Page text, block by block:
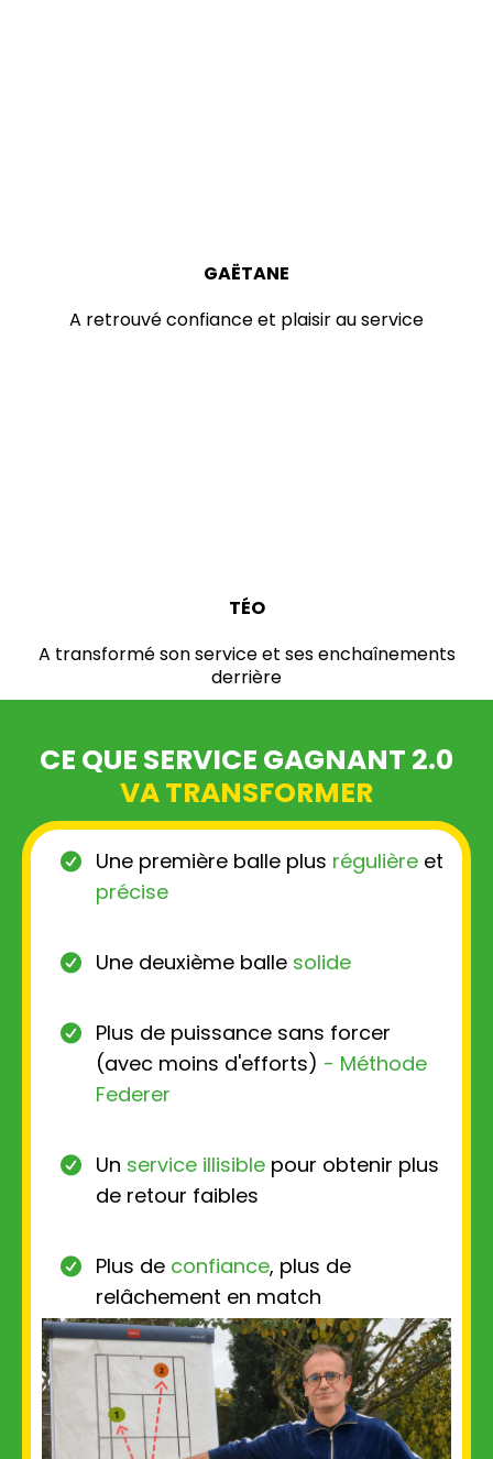
GAËTANE
A retrouvé confiance et plaisir au service
TÉO
A transformé son service et ses enchaînements
derrière
CE QUE SERVICE GAGNANT 2.0
VA TRANSFORMER
Une première balle plus régulière et
précise
Une deuxième ballesolide
Plus de puissance sans forcer
(avec moins d'efforts) - Méthode
Federer
Un service illisiblepour obtenir plus
de retour faibles
Plus de confiance, plus de
relâchement en match